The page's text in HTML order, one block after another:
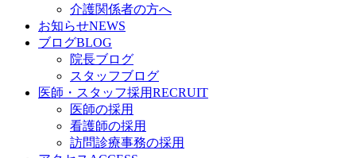
介護関係者の方へ
お知らせNEWS
ブログBLOG
院長ブログ
スタッフブログ
医師・スタッフ採用RECRUIT
医師の採用
看護師の採用
訪問診療事務の採用